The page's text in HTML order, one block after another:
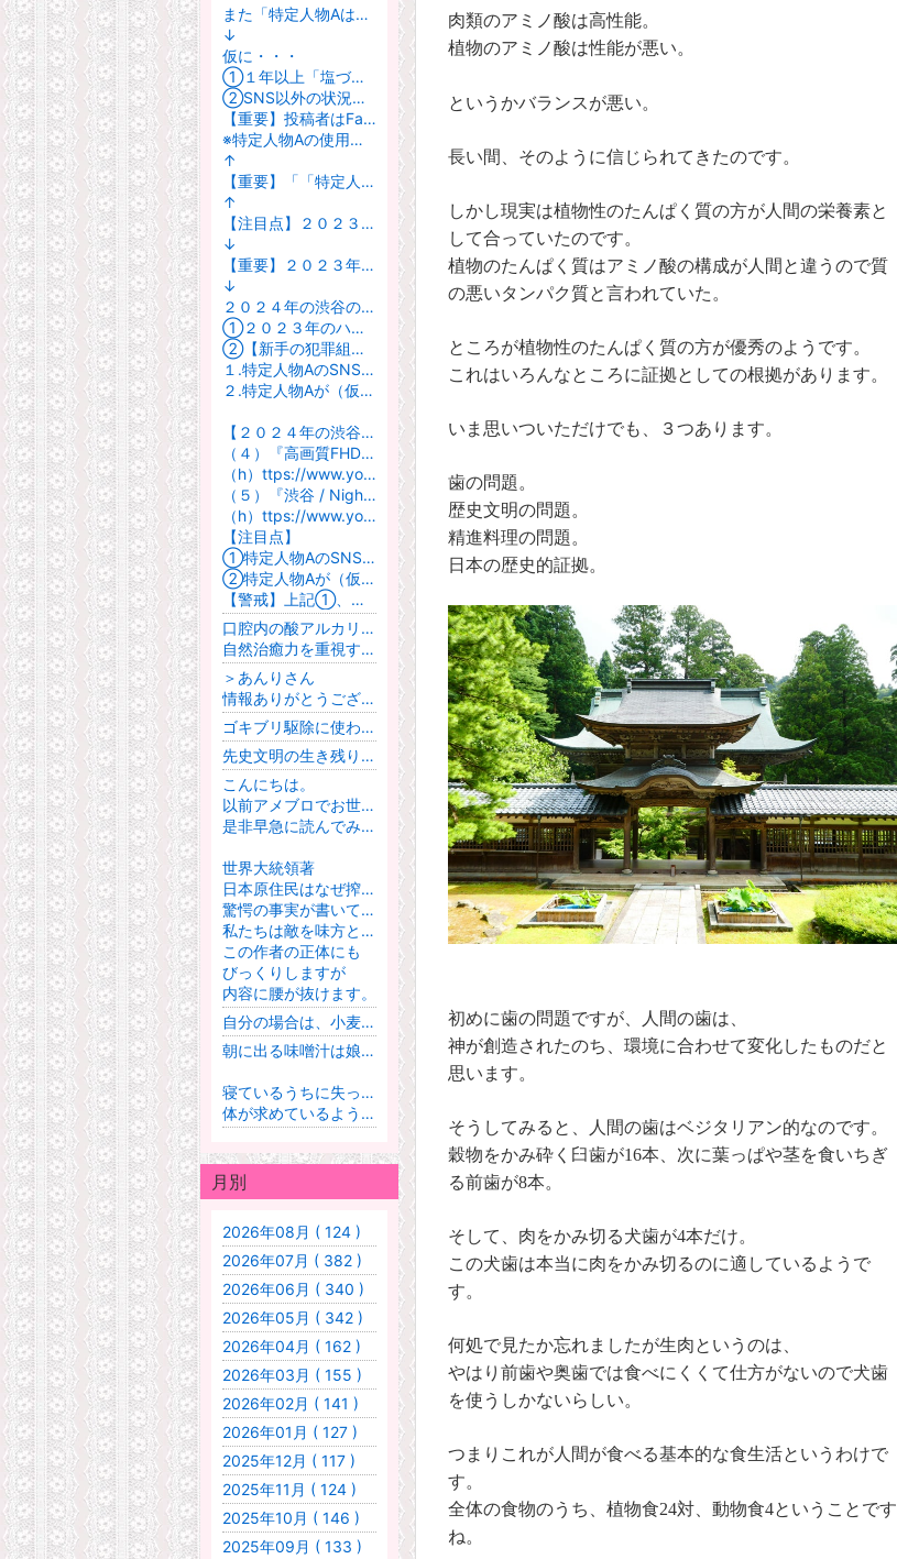
肉類のアミノ酸は高性能。
植物のアミノ酸は性能が悪い。
というかバランスが悪い。
長い間、そのように信じられてきたのです。
しかし現実は植物性のたんぱく質の方が人間の栄養素と
して合っていたのです。
植物のたんぱく質はアミノ酸の構成が人間と違うので質
の悪いタンパク質と言われていた。
ところが植物性のたんぱく質の方が優秀のようです。
これはいろんなところに証拠としての根拠があります。
いま思いついただけでも、３つあります。
歯の問題。
歴史文明の問題。
精進料理の問題。
日本の歴史的証拠。
初めに歯の問題ですが、人間の歯は、
神が創造されたのち、環境に合わせて変化したものだと
思います。
そうしてみると、人間の歯はベジタリアン的なのです。
穀物をかみ砕く臼歯が16本、次に葉っぱや茎を食いちぎ
る前歯が8本。
そして、肉をかみ切る犬歯が4本だけ。
この犬歯は本当に肉をかみ切るのに適しているようで
す。
何処で見たか忘れましたが生肉というのは、
やはり前歯や奥歯では食べにくくて仕方がないので犬歯
を使うしかないらしい。
つまりこれが人間が食べる基本的な食生活というわけで
す。
全体の食物のうち、植物食24対、動物食4ということです
ね。
また「特定人物Aはしばらくすると・・・」とか「特定人物Aは～後には・・・」というのはGoogleアカウントに関連するサービスの利用における何かしらの手口があるのでしょうか。またその手口の黒幕と実行犯はどのような人たちなのでしょうか。SNSを利用した手口によるSNSのシチュエーション（状況）でトラブル状況になってしまう可能性が高いであろうと推測されているということでしょうか。
↓
仮に・・・
①１年以上「塩づけ状態（ほとんど使用しないで放置しておく状態）」にしておいた場合
②SNS以外の状況（SNSアプリをダウンロードしていない状況）
【重要】投稿者はFacebook、LINE、mixi、TwitterのようなSNSを使用したことがありません。アカウントが存在した場合はすべて「偽者行為者による偽アカウント」です（２０２６年８月４日現在）。
※特定人物Aの使用している既存のアカウントAに対してなりすまし人物BがアカウントBを作成、使用して行う偽装行為を「なりすまし」というのに対して、アカウントを持たない特定人物Aに対して人物BがアカウントXを作成、使用しておこなう偽装行為を「偽者行為」と対比、区別する場合があります。
↑
【重要】「「特定人物Aはしばらくすると・・・」とか「特定人物Aは～後には・・・」SNSを利用した手口によるSNSのシチュエーション（状況）でトラブル状況になってしまう可能性が高いであろうと推測されているということでしょうか。２０２３年の渋谷のハローウィンでは特定人物がSNSを利用し始めたあとにある要件で襲う人がいるのではないかという内容であると思われます。
↑
【注目点】２０２３年と２０２４年の特定人物AのSNS使用可能性に対する判断の対比
↓
【重要】２０２３年の渋谷のハローウィンの話とは関係なく特定人物AがSNSを使用していたことにできればよいと判断させようとする犯罪組織的な集団である可能性が高い。
↓
２０２４年の渋谷のハローウィンでは
①２０２３年のハローウィンの様子を知っていた人・・・２０２４年になってもまだ特定人物のスマートフォンが問題であるとかSNSが問題であると言えない状況があったと言っている人がいる。
②【新手の犯罪組織的集団・・・MLBやドジャースや大谷翔平の関係者か？】
１.特定人物AのSNSのアカウントがあったと言い続ければ俺たち（私たち）が言ったことが正しくなる。
２.特定人物Aが（仮にSNSを使用していなかったとしても）SNSを使用していたことにできる可能性がある。
【２０２４年の渋谷のハローウィン】
（４）『高画質FHDお散歩ライブカメラ】🎃渋谷ハロウィン2024🎃探索 ミッドナイトウォーク Shibuya Halloween 2024 night walk【live camera】2024/11/01』
（h）ttps://www.youtube.com/watch?v=TOHmTIXvrMo
（５）『渋谷 / Night walk in Shibuya, Tokyo, Japan (November 18, 2024)』
（h）ttps://www.youtube.com/watch?v=WOIY5nHz1uE
【注目点】
①特定人物AのSNSのアカウントがあったと言い続ければ俺たち（私たち）が言ったことが正しくなる。
②特定人物Aが（仮にSNSを使用していなかったとしても）SNSを使用していたことにできる可能性がある。
【警戒】上記①、②のようなことを主張していた人たちを調査すれば「なりすまし」や「偽者行為」をして事件性のねつ造や容疑のでっちあげに関与していた人たち（関与しそうな人たち）が判明しそうです。
口腔内の酸アルカリバランスや免疫力と虫歯・歯周病の関連に着目し、削る前に自然治癒力を考える視点は、従来の治療観に一石を投じる。しかし、全ての歯科治療が「マッチポンプ」と断じる表現や、専門医の見解と一般論の境界が曖昧な点には注意が必要だ。
自然治癒力を重視する考え方と、必要な予防・治療のバランスを、患者はどのように判断すべきだと思いますか。
＞あんりさん
情報ありがとうございます。こんど読んでみますね。
ゴキブリ駆除に使われるのはホウ酸だと思います。
先史文明の生き残り、だとしたら絶滅させたい者もいるかもしれないと、想像です。
こんにちは。
以前アメブロでお世話になっていましたあんりです。
是非早急に読んでみて頂きたい本が二冊あります。
世界大統領著
日本原住民はなぜ搾取征服され続けるのか？と言うタイトルの本と、家畜の如く日本原住民は非ユダヤゆえに追い込まれると言うタイトルの二冊です。
驚愕の事実が書いてあります。
私たちは敵を味方と思い込まされていたみたいです。
この作者の正体にも
びっくりしますが
内容に腰が抜けます。
自分の場合は、小麦やめて丸２年ですが花粉症はまだ全然治ってません。特に今年の春はキツかったです。数ヶ月で治った人が羨ましいですね。自分は小学生に時からマカロニサラダが大好きで、若い時からずっとスパゲティをよく食べてましたから、まだまだ数年はかかるかもしれません。まあ、気長に続けますよ。毒を食うわけにいきませんから。
朝に出る味噌汁は娘たちも喜びます
寝ているうちに失った水分と塩分、アミノ酸
体が求めているようです
月別
2026年08月 ( 124 )
2026年07月 ( 382 )
2026年06月 ( 340 )
2026年05月 ( 342 )
2026年04月 ( 162 )
2026年03月 ( 155 )
2026年02月 ( 141 )
2026年01月 ( 127 )
2025年12月 ( 117 )
2025年11月 ( 124 )
2025年10月 ( 146 )
2025年09月 ( 133 )